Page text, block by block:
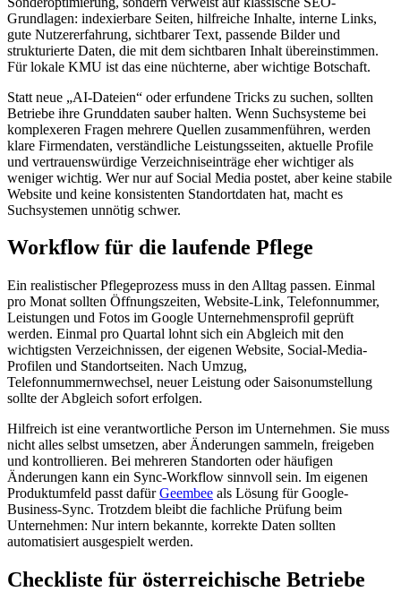
Grundlagen: indexierbare Seiten, hilfreiche Inhalte, interne Links,
gute Nutzererfahrung, sichtbarer Text, passende Bilder und
strukturierte Daten, die mit dem sichtbaren Inhalt übereinstimmen.
Für lokale KMU ist das eine nüchterne, aber wichtige Botschaft.
Statt neue „AI-Dateien“ oder erfundene Tricks zu suchen, sollten
Betriebe ihre Grunddaten sauber halten. Wenn Suchsysteme bei
komplexeren Fragen mehrere Quellen zusammenführen, werden
klare Firmendaten, verständliche Leistungsseiten, aktuelle Profile
und vertrauenswürdige Verzeichniseinträge eher wichtiger als
weniger wichtig. Wer nur auf Social Media postet, aber keine stabile
Website und keine konsistenten Standortdaten hat, macht es
Suchsystemen unnötig schwer.
Workflow für die laufende Pflege
Ein realistischer Pflegeprozess muss in den Alltag passen. Einmal
pro Monat sollten Öffnungszeiten, Website-Link, Telefonnummer,
Leistungen und Fotos im Google Unternehmensprofil geprüft
werden. Einmal pro Quartal lohnt sich ein Abgleich mit den
wichtigsten Verzeichnissen, der eigenen Website, Social-Media-
Profilen und Standortseiten. Nach Umzug,
Telefonnummernwechsel, neuer Leistung oder Saisonumstellung
sollte der Abgleich sofort erfolgen.
Hilfreich ist eine verantwortliche Person im Unternehmen. Sie muss
nicht alles selbst umsetzen, aber Änderungen sammeln, freigeben
und kontrollieren. Bei mehreren Standorten oder häufigen
Änderungen kann ein Sync-Workflow sinnvoll sein. Im eigenen
Produktumfeld passt dafürGeembee als Lösung für Google-
Business-Sync. Trotzdem bleibt die fachliche Prüfung beim
Unternehmen: Nur intern bekannte, korrekte Daten sollten
automatisiert ausgespielt werden.
Checkliste für österreichische Betriebe